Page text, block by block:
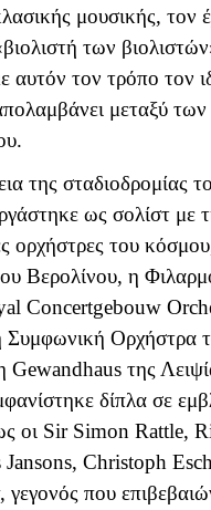
μουσικής, τον
των
αυτόν τον τρόπο τον
μεταξύ
της σταδιοδρομίας
ως σολίστ με
ορχήστρες του
Βερολίνου, η
Concertgebouw
Συμφωνική Ορχήστρα
Gewandhaus της
δίπλα σε
οι Sir Simon Rattle,
Christoph
που